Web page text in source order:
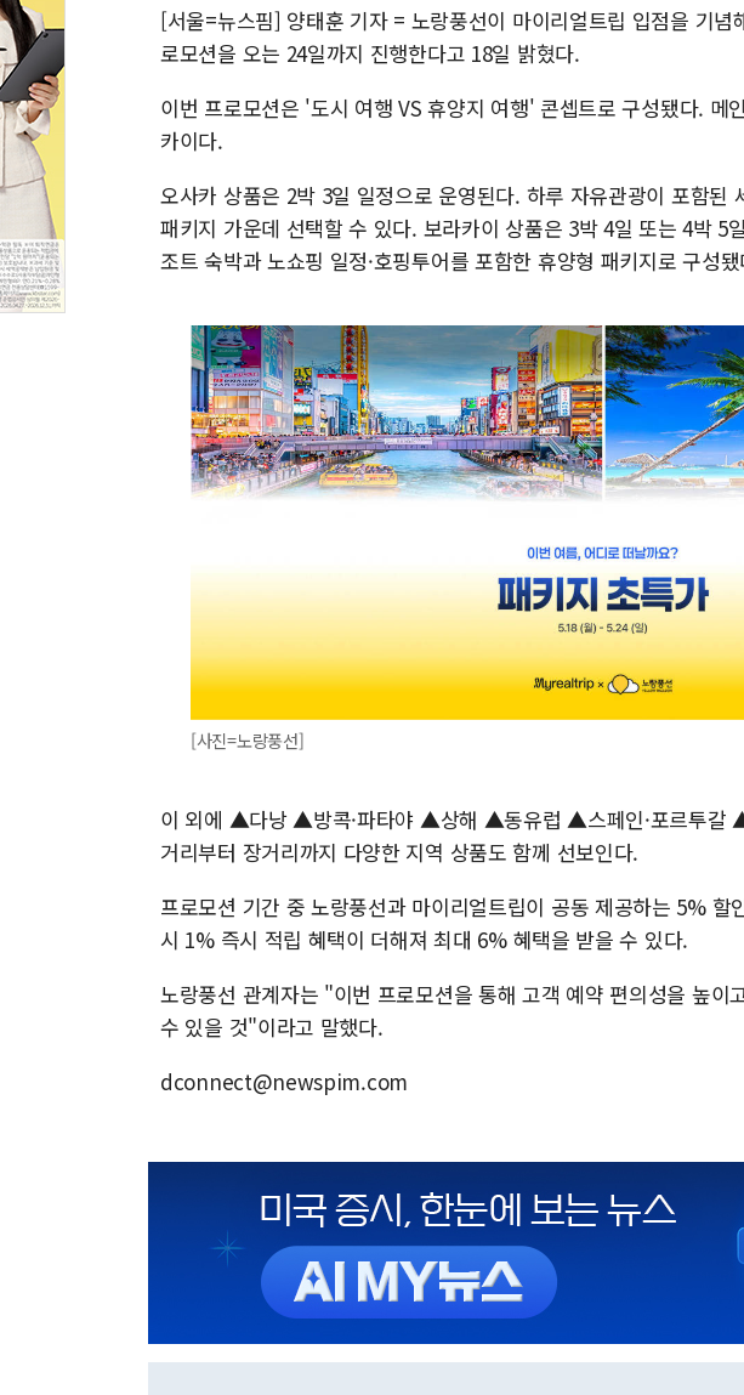
[서울=뉴스핌] 양태훈 기자 = 노랑풍선이 마이리얼트립 입점을 기
로모션을 오는 24일까지 진행한다고 18일 밝혔다.
이번 프로모션은 '도시 여행 VS 휴양지 여행' 콘셉트로 구성됐다. 메
카이다.
오사카 상품은 2박 3일 일정으로 운영된다. 하루 자유관광이 포함된
패키지 가운데 선택할 수 있다. 보라카이 상품은 3박 4일 또는 4박 5
조트 숙박과 노쇼핑 일정·호핑투어를 포함한 휴양형 패키지로 구성
[사진=노랑풍선]
이 외에 ▲다낭 ▲방콕·파타야 ▲상해 ▲동유럽 ▲스페인·포르투갈
거리부터 장거리까지 다양한 지역 상품도 함께 선보인다.
프로모션 기간 중 노랑풍선과 마이리얼트립이 공동 제공하는 5% 할
시 1% 즉시 적립 혜택이 더해져 최대 6% 혜택을 받을 수 있다.
노랑풍선 관계자는 "이번 프로모션을 통해 고객 예약 편의성을 높이
수 있을 것"이라고 말했다.
dconnect@newspim.com